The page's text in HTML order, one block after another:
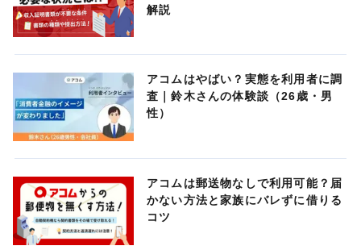
解説
アコムはやばい？実態を利用者に調
査｜鈴木さんの体験談（26歳・男
性）
アコムは郵送物なしで利用可能？届
かない方法と家族にバレずに借りる
コツ